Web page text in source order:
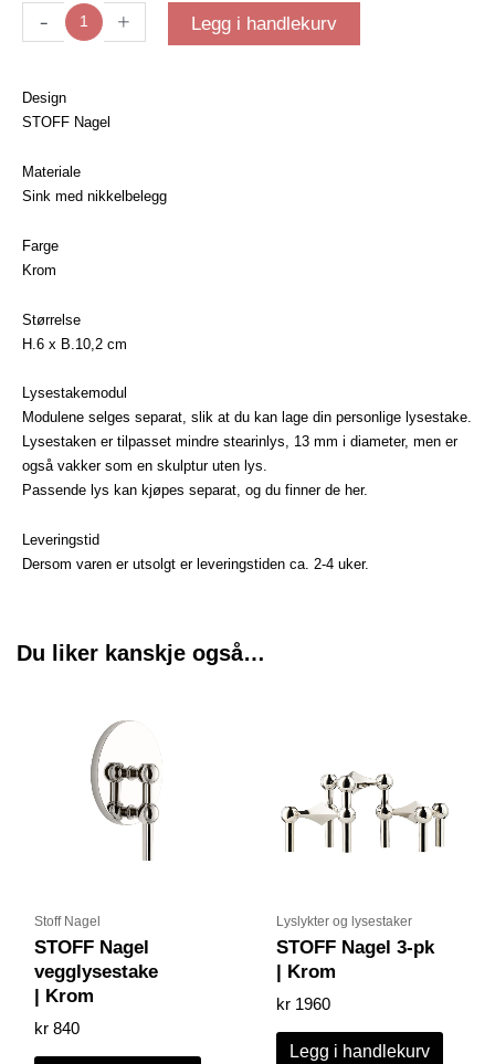
-
lysestake
| Krom
+ Legg i handlekurv
Design
STOFF Nagel
Materiale
Sink med nikkelbelegg
Farge
Krom
Størrelse
H.6 x B.10,2 cm
Lysestakemodul
Modulene selges separat, slik at du kan lage din personlige lysestake.
Lysestaken er tilpasset mindre stearinlys, 13 mm i diameter, men er
også vakker som en skulptur uten lys.
Passende lys kan kjøpes separat, og du finner de her.
Leveringstid
Dersom varen er utsolgt er leveringstiden ca. 2-4 uker.
Du liker kanskje også…
Stoff Nagel
STOFF Nagel
vegglysestake
| Krom
kr 840
Lyslykter og lysestaker
STOFF Nagel 3-pk
| Krom
kr 1960
Legg i handlekurv